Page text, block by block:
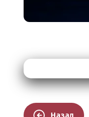
Назад